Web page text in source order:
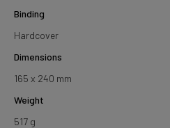
Binding
Hardcover
Dimensions
165 x 240 mm
Weight
517 g